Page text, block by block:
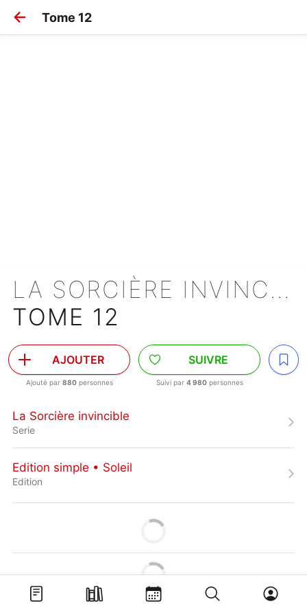
Tome 12
LA SORCIÈRE INVINCIBLE
TOME 12
AJOUTER
Ajouté par 880personnes
SUIVRE
Suivi par 4 980personnes
La Sorcière invincible
Serie
Edition simple • Soleil
Edition